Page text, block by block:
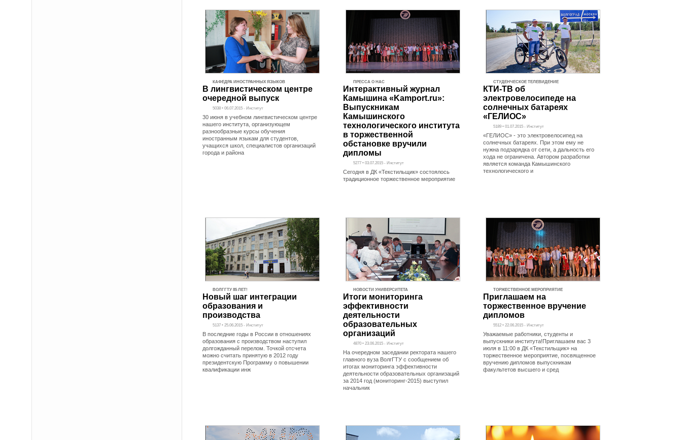
КАФЕДРА ИНОСТРАННЫХ ЯЗЫКОВ
В лингвистическом центре
очередной выпуск
5038 • 06.07.2015 - Институт
30 июня в учебном лингвистическом центре
нашего института, организующем
разнообразные курсы обучения
иностранным языкам для студентов,
учащихся школ, специалистов организаций
города и района
ПРЕССА О НАС
Интерактивный журнал
Камышина «Kamport.ru»:
Выпускникам
Камышинского
технологического института
в торжественной
обстановке вручили
дипломы
5277 • 03.07.2015 - Институт
Сегодня в ДК «Текстильщик» состоялось
традиционное торжественное мероприятие
СТУДЕНЧЕСКОЕ ТЕЛЕВИДЕНИЕ
КТИ-ТВ об
электровелосипеде на
солнечных батареях
«ГЕЛИОС»
5189 • 01.07.2015 - Институт
«ГЕЛИОС» - это электровелосипед на
солнечных батареях. При этом ему не
нужна подзарядка от сети, а дальность его
хода не ограничена. Автором разработки
является команда Камышинского
технологического и
ВОЛГГТУ 85 ЛЕТ!
Новый шаг интеграции
образования и
производства
5137 • 25.06.2015 - Институт
В последние годы в России в отношениях
образования с производством наступил
долгожданный перелом. Точкой отсчета
можно считать принятую в 2012 году
президентскую Программу о повышении
квалификации инж
НОВОСТИ УНИВЕРСИТЕТА
Итоги мониторинга
эффективности
деятельности
образовательных
организаций
4870 • 23.06.2015 - Институт
На очередном заседании ректората нашего
главного вуза ВолгГТУ с сообщением об
итогах мониторинга эффективности
деятельности образовательных организаций
за 2014 год (мониторинг-2015) выступил
начальник
ТОРЖЕСТВЕННОЕ МЕРОПРИЯТИЕ
Приглашаем на
торжественное вручение
дипломов
5512 • 22.06.2015 - Институт
Уважаемые работники, студенты и
выпускники института!Приглашаем вас 3
июля в 11:00 в ДК «Текстильщик» на
торжественное мероприятие, посвященное
вручению дипломов выпускникам
факультетов высшего и сред